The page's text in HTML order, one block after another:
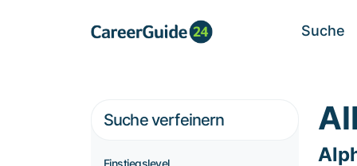
Suche
Suche verfeinern
Einstiegslevel